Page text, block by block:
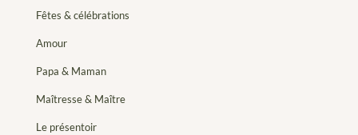
Fêtes & célébrations
Amour
Papa & Maman
Maîtresse & Maître
Le présentoir